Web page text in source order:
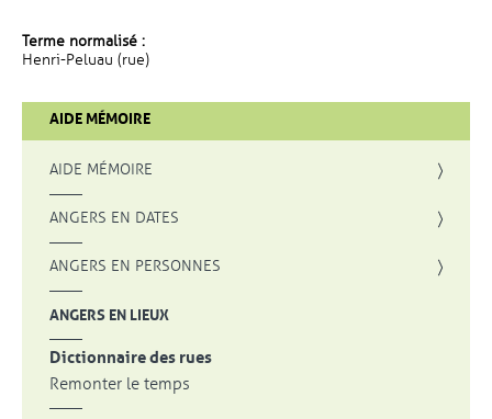
Terme normalisé :
Henri-Peluau (rue)
AIDE MÉMOIRE
AIDE MÉMOIRE
ANGERS EN DATES
ANGERS EN PERSONNES
ANGERS EN LIEUX
Dictionnaire des rues
Remonter le temps